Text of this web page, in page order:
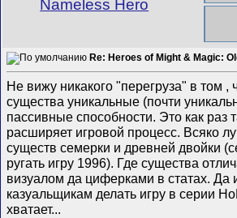
Nameless Hero
Re: Heroes of Might & Magic:
Не вижу никакого "перегруза" в том ,
существа уникальные (почти
пассивные способности. Это как раз
расширяет игровой процесс. Всяко
существ семерки и древней двойки
ругать игру 1996). Где существа
визуалом да циферками в статах. Да
казуальщикам делать игру в серии
хватает...